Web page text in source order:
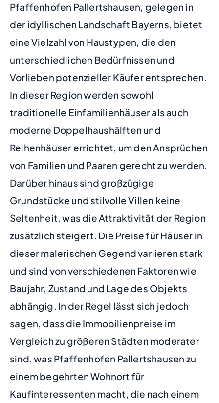
Pfaffenhofen Pallertshausen, gelegen in
der idyllischen Landschaft Bayerns, bietet
eine Vielzahl von Haustypen, die den
unterschiedlichen Bedürfnissen und
Vorlieben potenzieller Käufer entsprechen.
In dieser Region werden sowohl
traditionelle Einfamilienhäuser als auch
moderne Doppelhaushälften und
Reihenhäuser errichtet, um den Ansprüchen
von Familien und Paaren gerecht zu werden.
Darüber hinaus sind großzügige
Grundstücke und stilvolle Villen keine
Seltenheit, was die Attraktivität der Region
zusätzlich steigert. Die Preise für Häuser in
dieser malerischen Gegend variieren stark
und sind von verschiedenen Faktoren wie
Baujahr, Zustand und Lage des Objekts
abhängig. In der Regel lässt sich jedoch
sagen, dass die Immobilienpreise im
Vergleich zu größeren Städten moderater
sind, was Pfaffenhofen Pallertshausen zu
einem begehrten Wohnort für
Kaufinteressenten macht, die nach einem